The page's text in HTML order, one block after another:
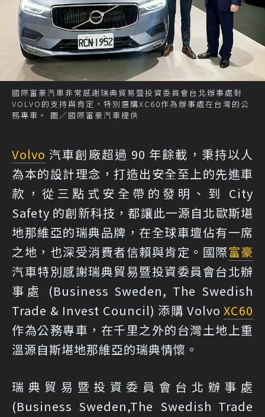
國際富豪汽車非常感謝瑞典貿易暨投資委員會台北辦事處對
VOLVO的支持與肯定，特別選購XC60作為辦事處在台灣的公
務專車。 圖／國際富豪汽車提供
Volvo 汽車創廠超過 90 年餘載，秉持以人
為本的設計理念，打造出安全至上的先進車
款，從三點式安全帶的發明、到 City
Safety 的創新科技，都讓此一源自北歐斯堪
地那維亞的瑞典品牌，在全球車壇佔有一席
之地，也深受消費者信賴與肯定。國際富豪
汽車特別感謝瑞典貿易暨投資委員會台北辦
事處 (Business Sweden, The Swedish
Trade & Invest Council) 添購 Volvo XC60
作為公務專車，在千里之外的台灣土地上重
溫源自斯堪地那維亞的瑞典情懷。
瑞典貿易暨投資委員會台北辦事處
(Business Sweden,The Swedish Trade